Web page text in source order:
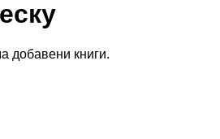
добавени книги.